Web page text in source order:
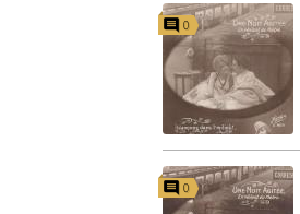
0
0